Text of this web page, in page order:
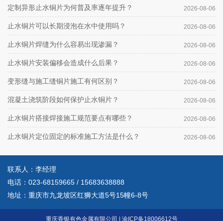
定制异形止水铜片为何普及率逐年提升？ 2026-08-06
止水铜片可以长期浸泡在水中使用吗？ 2026-08-06
止水铜片焊缝为什么容易出现渗漏？ 2026-08-06
止水铜片安装偏移会造成什么后果？ 2026-08-06
变形缝与施工缝铜片施工有何区别？ 2026-08-06
混凝土浇筑阶段如何保护止水铜片？ 2026-08-06
止水铜片搭接焊接施工规范要点有哪些？ 2026-08-06
止水铜片定位固定的标准施工方法是什么？ 2026-08-06
联系人：李经理
电话： 023-68159665 / 15683638888
地址：重庆市九龙坡区红狮大道5号15幢6-8号
重庆香银有色金属有限公司 渝ICP备18006612号